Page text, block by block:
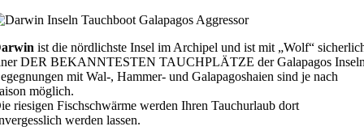
ist die nördlichste Insel im Archipel und ist mit „Wolf“
DER BEKANNTESTEN TAUCHPLÄTZE der Galapagos
mit Wal-, Hammer- und Galapagoshaien sind je nach
möglich.
riesigen Fischschwärme werden Ihren Tauchurlaub dort
werden lassen.